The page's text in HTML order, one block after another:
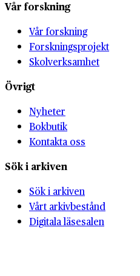
Vår forskning
Vår forskning
Forskningsprojekt
Skolverksamhet
Övrigt
Nyheter
Bokbutik
Kontakta oss
Sök i arkiven
Sök i arkiven
Vårt arkivbestånd
Digitala läsesalen